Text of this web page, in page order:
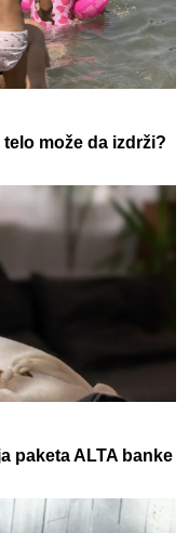
može da izdrži?
paketa ALTA banke